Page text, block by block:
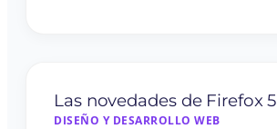
Las novedades de Firefox 5
DISEÑO Y DESARROLLO WEB